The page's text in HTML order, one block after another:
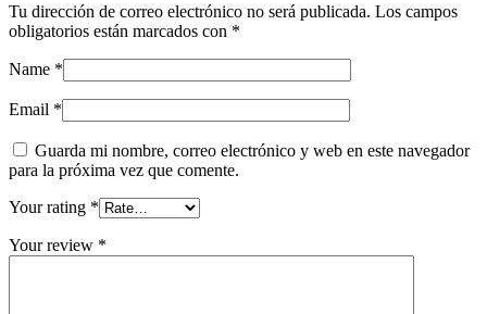
Tu dirección de correo electrónico no será publicada. Los campos
obligatorios están marcados con *
Name *
Email *
Guarda mi nombre, correo electrónico y web en este navegador
para la próxima vez que comente.
Your rating *
Your review *